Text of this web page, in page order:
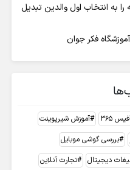
به انتخاب اول والدین تبدیل
فکر جوان
365
آموزش شیرپوینت
بررسی گوشی موبایل
دیجیتال
تجارت آنلاین